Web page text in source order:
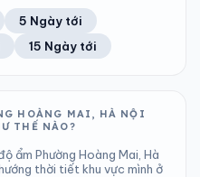
100%
Khả năng mưa
998 hPa
Bình thường
Tốt
Ước lượng
100%
Khả năng mưa
Tốc độ gió
TẦM NHÌN
ÁP SUẤT
999 hPa
Bình thường
5 Ngày tới
15 Ngày tới
HOÀNG MAI, HÀ NỘI
THẾ NÀO?
ẩm Phường Hoàng Mai, Hà
thời tiết khu vực mình ở